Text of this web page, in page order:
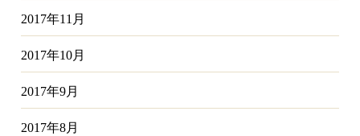
2017年11月
2017年10月
2017年9月
2017年8月